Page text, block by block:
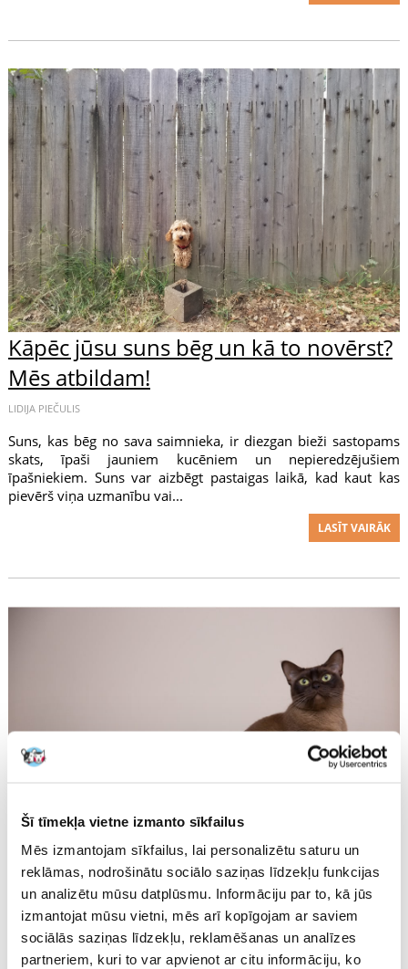
Šī tīmekļa vietne izmanto sīkfailus
Mēs izmantojam sīkfailus, lai personalizētu saturu un
reklāmas, nodrošinātu sociālo saziņas līdzekļu funkcijas
un analizētu mūsu datplūsmu. Informāciju par to, kā jūs
izmantojat mūsu vietni, mēs arī kopīgojam ar saviem
sociālās saziņas līdzekļu, reklamēšanas un analīzes
partneriem, kuri to var apvienot ar citu informāciju, ko
Kāpēc jūsu suns bēg un kā to novērst?
Mēs atbildam!
LIDIJA PIEČULIS
Suns, kas bēg no sava saimnieka, ir diezgan bieži sastopams
skats, īpaši jauniem kucēniem un nepieredzējušiem
īpašniekiem. Suns var aizbēgt pastaigas laikā, kad kaut kas
pievērš viņa uzmanību vai...
LASĪT VAIRĀK
Birmas kaķis - Kaķu enciklopēdija
KAROLINA LUŠČĪKA
Birmas kaķis ir ietekmējis daudzu citu kaķu šķirņu izveidi. Tās